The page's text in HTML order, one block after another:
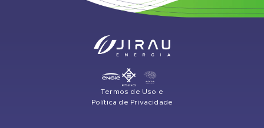
Termos de Uso e
Política de Privacidade